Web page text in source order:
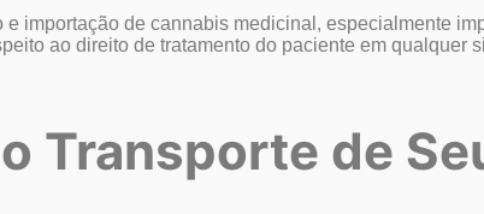
importação de cannabis medicinal, especialmente
ao direito de tratamento do paciente em qualquer
Transporte de